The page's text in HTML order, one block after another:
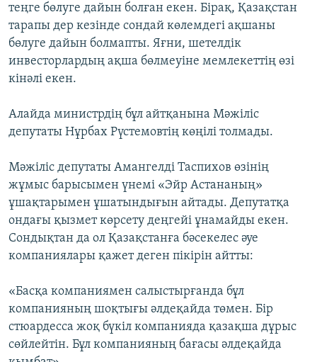
теңге бөлуге дайын болған екен. Бірақ, Қазақстан
тарапы дер кезінде сондай көлемдегі ақшаны
бөлуге дайын болмапты. Яғни, шетелдік
инвесторлардың ақша бөлмеуіне мемлекеттің өзі
кінәлі екен.
Алайда министрдің бұл айтқанына Мәжіліс
депутаты Нұрбах Рүстемовтің көңілі толмады.
Мәжіліс депутаты Амангелді Таспихов өзінің
жұмыс барысымен үнемі «Эйр Астананың»
ұшақтарымен ұшатындығын айтады. Депутатқа
ондағы қызмет көрсету деңгейі ұнамайды екен.
Сондықтан да ол Қазақстанға бәсекелес әуе
компаниялары қажет деген пікірін айтты:
«Басқа компаниямен салыстырғанда бұл
компанияның шоқтығы әлдеқайда төмен. Бір
стюардесса жоқ бүкіл компанияда қазақша дұрыс
сөйлейтін. Бұл компанияның бағасы әлдеқайда